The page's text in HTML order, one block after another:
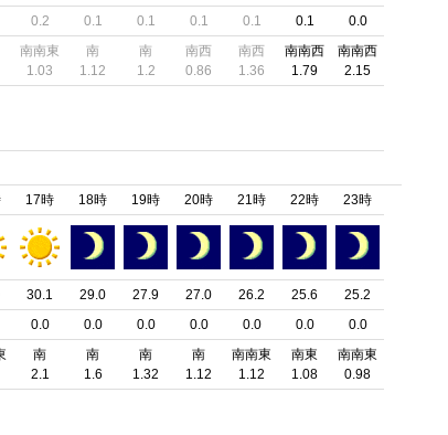
0.2
南南東
1.03
0.1
南
1.12
0.1
南
1.2
0.1
南西
0.86
0.1
南西
1.36
0.1
南南西
1.79
0.0
南南西
2.15
17時
30.1
0.0
南
2.1
18時
29.0
0.0
南
1.6
19時
27.9
0.0
南
1.32
20時
27.0
0.0
南
1.12
21時
26.2
0.0
南南東
1.12
22時
25.6
0.0
南東
1.08
23時
25.2
0.0
南南東
0.98